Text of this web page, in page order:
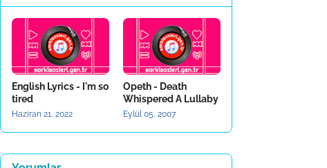
English Lyrics - I'm so
tired
Haziran 21, 2022
Opeth - Death
Whispered A Lullaby
Eylül 05, 2007